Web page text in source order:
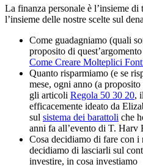
La finanza personale è l’insieme
l’insieme delle nostre scelte sul
Come guadagniamo (quali
proposito di
Come Creare Molteplici
Quanto risparmiamo (e se
mese, ogni anno (a
gli articoli Regola 50 30 20,
efficacemente ideato da
sul sistema dei barattoli che
anni fa all’evento di T. Harv
Cosa decidiamo di fare con
decidiamo di lasciarli sul
investire, in cosa investiamo